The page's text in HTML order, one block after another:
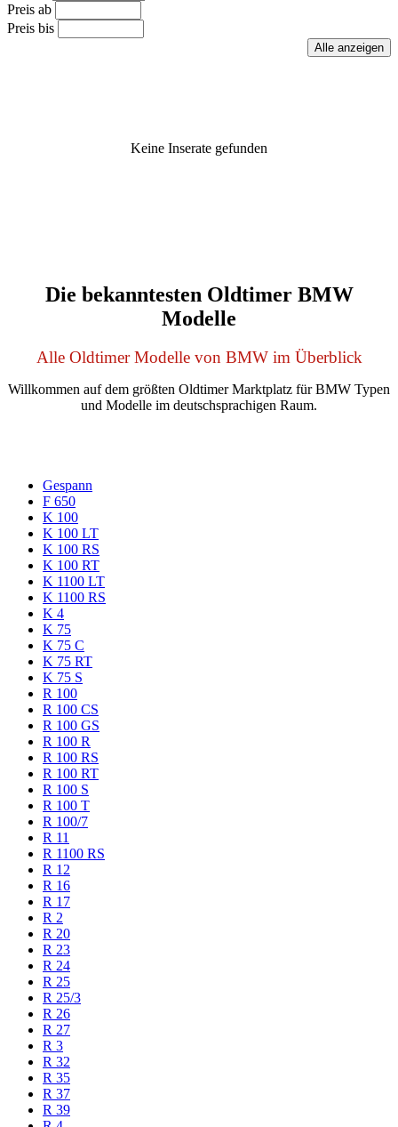
Preis ab
Preis bis
Keine Inserate gefunden
Die bekanntesten Oldtimer BMW
Modelle
Alle Oldtimer Modelle von BMW im Überblick
Willkommen auf dem größten Oldtimer Marktplatz für BMW Typen
und Modelle im deutschsprachigen Raum.
Gespann
F 650
K 100
K 100 LT
K 100 RS
K 100 RT
K 1100 LT
K 1100 RS
K 4
K 75
K 75 C
K 75 RT
K 75 S
R 100
R 100 CS
R 100 GS
R 100 R
R 100 RS
R 100 RT
R 100 S
R 100 T
R 100/7
R 11
R 1100 RS
R 12
R 16
R 17
R 2
R 20
R 23
R 24
R 25
R 25/3
R 26
R 27
R 3
R 32
R 35
R 37
R 39